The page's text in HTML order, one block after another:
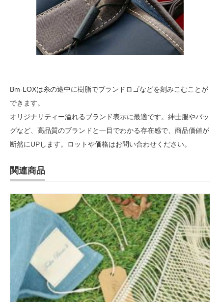
Bm-LOXは糸の途中に樹脂でブランドロゴなどを刻みこむことが
できます。
オリジナリティー溢れるブランド表示に最適です。紳士服やバッ
グなど、高品質のブランドと一目でわかる存在感で、商品価値が
断然にUPします。ロットや価格はお問い合わせください。
関連商品